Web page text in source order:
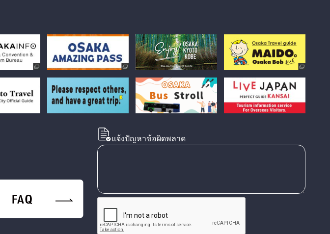
แจ้งปัญหาข้อผิดพลาด